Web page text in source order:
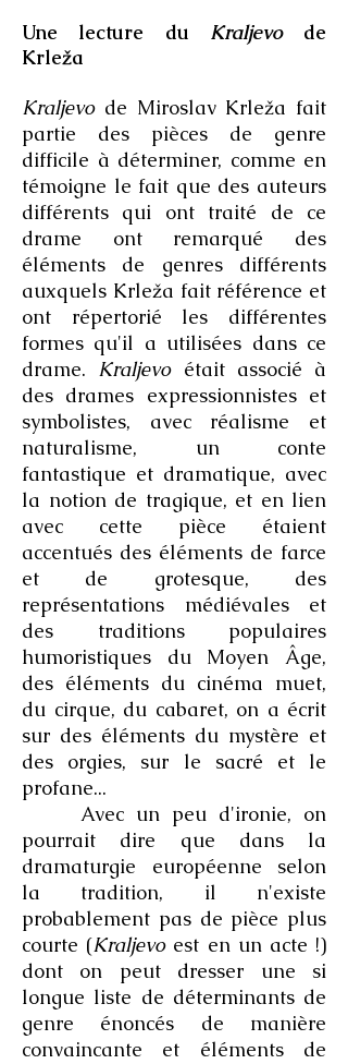
Une lecture du Kraljevode
Krleža
Kraljevo de Miroslav Krleža fait
partie des pièces de genre
difficile à déterminer, comme en
témoigne le fait que des auteurs
différents qui ont traité de ce
drame ont remarqué des
éléments de genres différents
auxquels Krleža fait référence et
ont répertorié les différentes
formes qu'il a utilisées dans ce
drame. Kraljevo était associé à
des drames expressionnistes et
symbolistes, avec réalisme et
naturalisme, un conte
fantastique et dramatique, avec
la notion de tragique, et en lien
avec cette pièce étaient
accentués des éléments de farce
et de grotesque, des
représentations médiévales et
des traditions populaires
humoristiques du Moyen Âge,
des éléments du cinéma muet,
du cirque, du cabaret, on a écrit
sur des éléments du mystère et
des orgies, sur le sacré et le
profane...
Avec un peu d'ironie, on
pourrait dire que dans la
dramaturgie européenne selon
la tradition, il n'existe
probablement pas de pièce plus
courte (Kraljevoest en un acte !)
dont on peut dresser une si
longue liste de déterminants de
genre énoncés de manière
convaincante et éléments de